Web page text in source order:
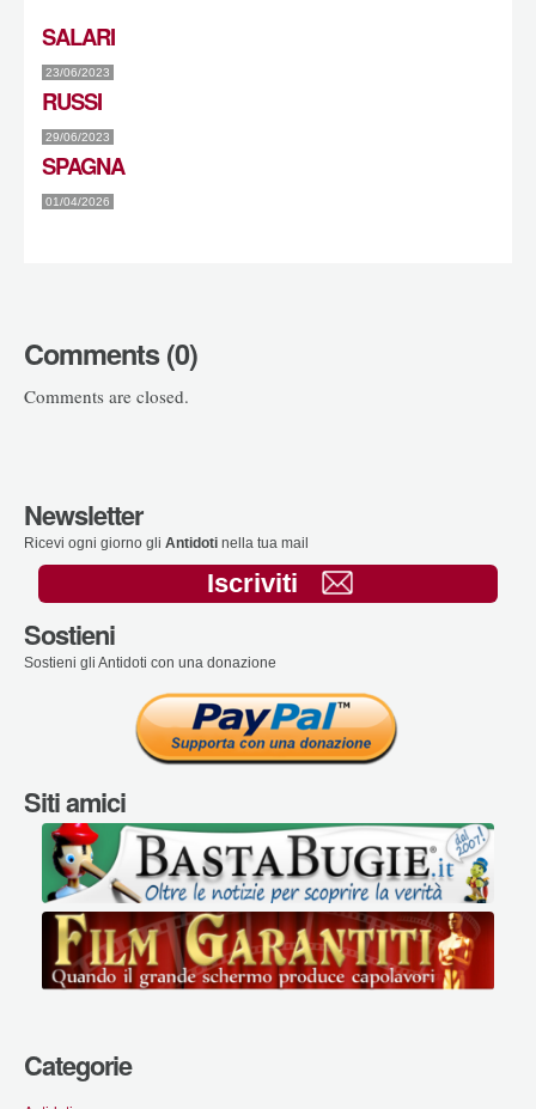
SALARI
23/06/2023
RUSSI
29/06/2023
SPAGNA
01/04/2026
Comments (0)
Comments are closed.
Newsletter
Ricevi ogni giorno gli Antidoti nella tua mail
Iscriviti
Sostieni
Sostieni gli Antidoti con una donazione
Siti amici
Categorie